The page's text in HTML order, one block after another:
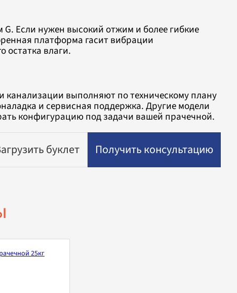
Если нужен высокий отжим и более гибкие
платформа гасит вибрации
остатка влаги.
канализации выполняют по техническому плану
и сервисная поддержка. Другие модели
конфигурацию под задачи вашей прачечной.
буклет Получить консультацию